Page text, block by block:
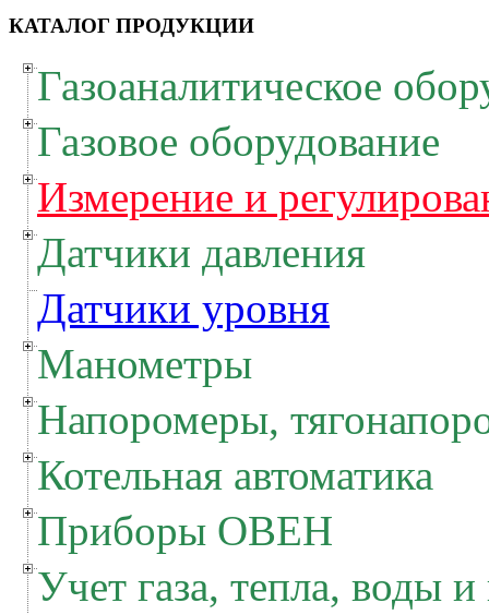
КАТАЛОГ ПРОДУКЦИИ
Газоаналитическое
Газовое оборудование
Измерение и
Датчики давления
Датчики уровня
Манометры
Напоромеры,
Котельная автоматика
Приборы ОВЕН
Учет газа, тепла, воды и